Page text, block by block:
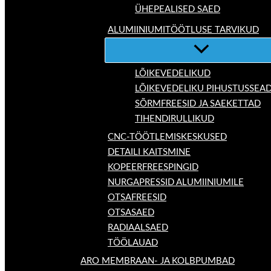
ÜHEPEALISED SAED
ALUMIINIUMITÖÖTLUSE TARVIKUD
LÕIKEVEDELIKUD
LÕIKEVEDELIKU
SÕRMFREESID JA SAEKETTAD
TIHENDIRULLIKUD
CNC-TÖÖTLEMISKESKUSED
DETAILI KAITSMINE
KOPEERFREESPINGID
NURGAPRESSID ALUMIINIUMILE
OTSAFREESID
OTSASAED
RADIAALSAED
TÖÖLAUAD
ARO MEMBRAAN- JA KOLBPUMBAD